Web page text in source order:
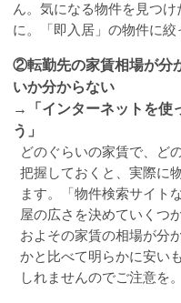
ん。気になる物件を見つ
に。「即入居」の物件に絞
②転勤先の家賃相場が分
いか分からない
→「インターネットを使
う」
どのぐらいの家賃で、ど
把握しておくと、実際に
ます。「物件検索サイト
屋の広さを決めていくつ
およその家賃の相場が分
かと比べて明らかに安い
しれませんのでご注意を。